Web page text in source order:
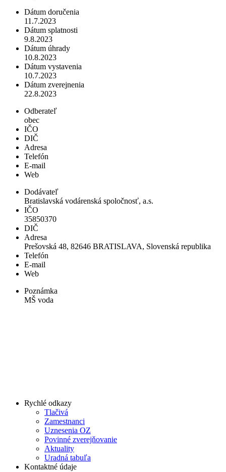
Dátum doručenia
11.7.2023
Dátum splatnosti
9.8.2023
Dátum úhrady
10.8.2023
Dátum vystavenia
10.7.2023
Dátum zverejnenia
22.8.2023
Odberateľ
obec
IČO
DIČ
Adresa
Telefón
E-mail
Web
Dodávateľ
Bratislavská vodárenská spoločnosť, a.s.
IČO
35850370
DIČ
Adresa
Prešovská 48, 82646 BRATISLAVA, Slovenská republika
Telefón
E-mail
Web
Poznámka
MŠ voda
Rychlé odkazy
Tlačivá
Zamestnanci
Uznesenia OZ
Povinné zverejňovanie
Aktuality
Uradná tabuľa
Kontaktné údaje